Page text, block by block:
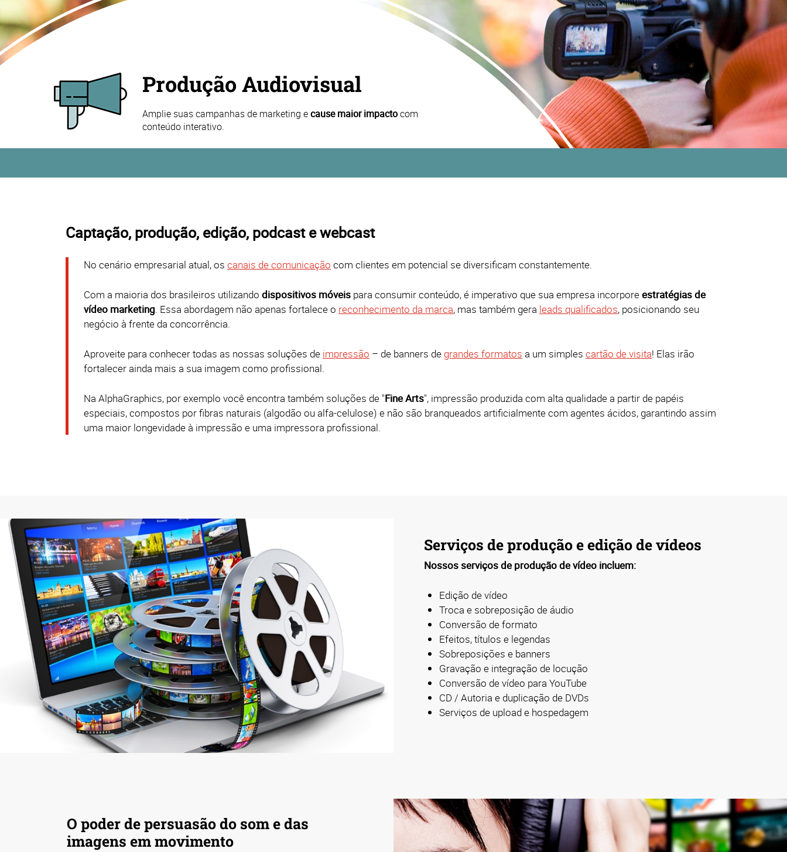
Produção Audiovisual
Amplie suas campanhas de marketing ecause maior impactocom
conteúdo interativo.
Captação, produção, edição, podcast e webcast
No cenário empresarial atual, os canais de comunicação com clientes em potencial se diversificam constantemente.
Com a maioria dos brasileiros utilizando dispositivos móveis para consumir conteúdo, é imperativo que sua empresa incorporeestratégias de
vídeo marketing. Essa abordagem não apenas fortalece o reconhecimento da marca, mas também gera leads qualificados, posicionando seu
negócio à frente da concorrência.
Aproveite para conhecer todas as nossas soluções de impressão – de banners de grandes formatos a um simples cartão de visita! Elas irão
fortalecer ainda mais a sua imagem como profissional.
Na AlphaGraphics, por exemplo você encontra também soluções de "Fine Arts", impressão produzida com alta qualidade a partir de papéis
especiais, compostos por fibras naturais (algodão ou alfa-celulose) e não são branqueados artificialmente com agentes ácidos, garantindo assim
uma maior longevidade à impressão e uma impressora profissional.
Serviços de produção e edição de vídeos
Nossos serviços de produção de vídeo incluem:
Edição de vídeo
Troca e sobreposição de áudio
Conversão de formato
Efeitos, títulos e legendas
Sobreposições e banners
Gravação e integração de locução
Conversão de vídeo para YouTube
CD / Autoria e duplicação de DVDs
Serviços de upload e hospedagem
O poder de persuasão do som e das
imagens em movimento